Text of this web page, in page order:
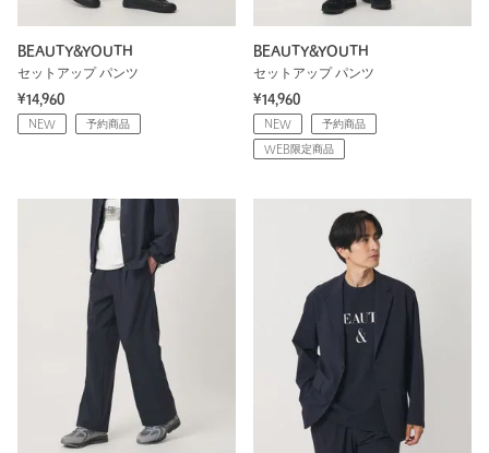
BEAUTY&YOUTH
セットアップ パンツ
¥14,960
NEW 予約商品
BEAUTY&YOUTH
セットアップ パンツ
¥14,960
NEW 予約商品
WEB限定商品